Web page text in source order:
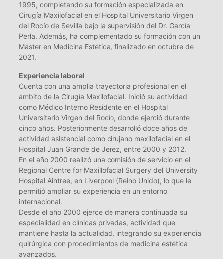
1995, completando su formación especializada en
Cirugía Maxilofacial en el Hospital Universitario Virgen
del Rocío de Sevilla bajo la supervisión del Dr. García
Perla. Además, ha complementado su formación con un
Máster en Medicina Estética, finalizado en octubre de
2021.
Experiencia laboral
Cuenta con una amplia trayectoria profesional en el
ámbito de la Cirugía Maxilofacial. Inició su actividad
como Médico Interno Residente en el Hospital
Universitario Virgen del Rocío, donde ejerció durante
cinco años. Posteriormente desarrolló doce años de
actividad asistencial como cirujano maxilofacial en el
Hospital Juan Grande de Jerez, entre 2000 y 2012.
En el año 2000 realizó una comisión de servicio en el
Regional Centre for Maxillofacial Surgery del University
Hospital Aintree, en Liverpool (Reino Unido), lo que le
permitió ampliar su experiencia en un entorno
internacional.
Desde el año 2000 ejerce de manera continuada su
especialidad en clínicas privadas, actividad que
mantiene hasta la actualidad, integrando su experiencia
quirúrgica con procedimientos de medicina estética
avanzados.